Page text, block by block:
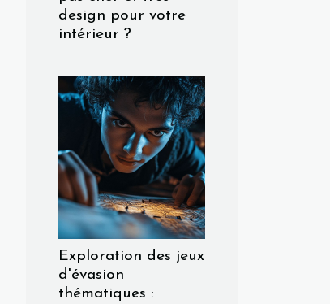
design pour votre
intérieur ?
Exploration des jeux
d'évasion
thématiques :